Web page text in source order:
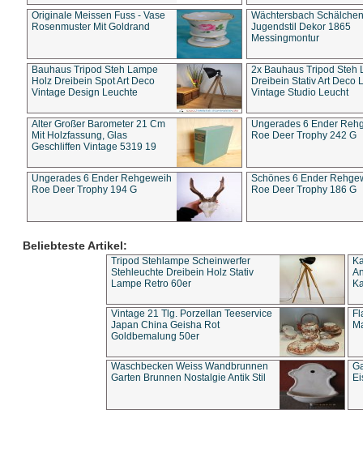
Originale Meissen Fuss - Vase
Rosenmuster Mit Goldrand
Wächtersbach Schälchen
Jugendstil Dekor 1865
Messingmontur
Bauhaus Tripod Steh Lampe
Holz Dreibein Spot Art Deco
Vintage Design Leuchte
2x Bauhaus Tripod Steh
Dreibein Stativ Art Deco
Vintage Studio Leucht
Alter Großer Barometer 21 Cm
Mit Holzfassung, Glas
Geschliffen Vintage 5319 19
Ungerades 6 Ender
Roe Deer Trophy 242 G
Ungerades 6 Ender Rehgeweih
Roe Deer Trophy 194 G
Schönes 6 Ender
Roe Deer Trophy 186 G
Beliebteste Artikel:
Tripod Stehlampe Scheinwerfer
Stehleuchte Dreibein Holz Stativ
Lampe Retro 60er
Vintage 21 Tlg. Porzellan Teeservice
Japan China Geisha Rot
Goldbemalung 50er
Waschbecken Weiss Wandbrunnen
Garten Brunnen Nostalgie Antik Stil